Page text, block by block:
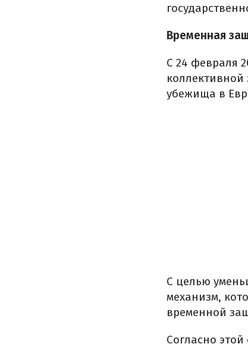
Временная
С 24 февраля
убежища в
С целью
механизм,
временной
Согласно